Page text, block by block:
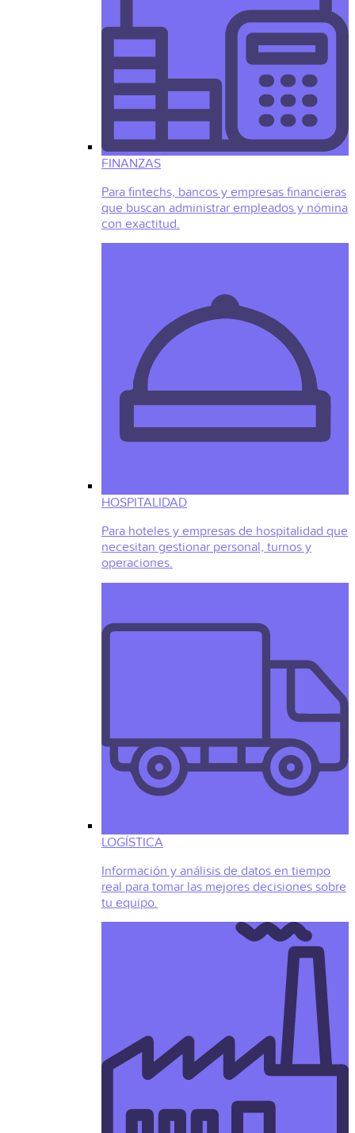
FINANZAS
Para fintechs, bancos y empresas financieras
que buscan administrar empleados y nómina
con exactitud.
HOSPITALIDAD
Para hoteles y empresas de hospitalidad que
necesitan gestionar personal, turnos y
operaciones.
LOGÍSTICA
Información y análisis de datos en tiempo
real para tomar las mejores decisiones sobre
tu equipo.